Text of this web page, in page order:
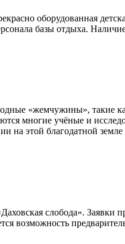
оборудованная
базы отдыха.
«жемчужины», такие
многие учёные и
на этой благодатной земле
слобода». Заявки
возможность